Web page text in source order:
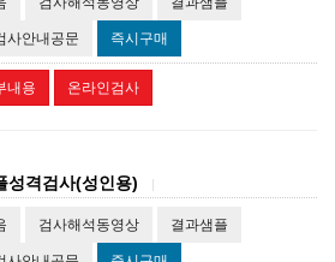
사안내공문 즉시구매
내용 온라인검사
성격검사(성인용)
검사해석동영상 결과샘플